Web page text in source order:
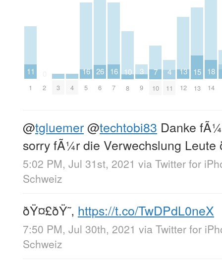
11
1 2 3 4
16
5
26
6
16
7
10
8
3
9
7
10
4
11
13
12
15
13
18
14
@tgluemer@techtobi83 Danke
sorry fÃ¼r die Verwechslung Leute
5:02 PM, Jul 31st, 2021 via Twitter for
Schweiz
ðŸ¤£ðŸ˜‚ https://t.co/TwDPdL0neX
7:50 PM, Jul 30th, 2021 via Twitter for
Schweiz